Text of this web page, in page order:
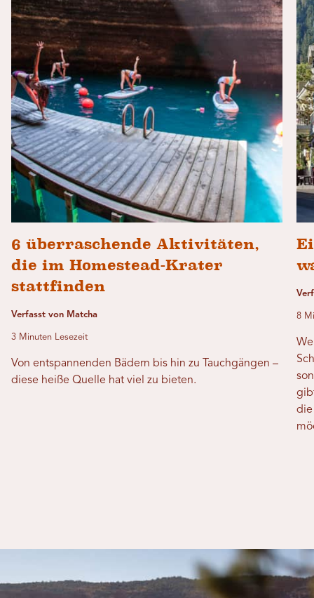
6 überraschende Aktivitäten,
die im Homestead-Krater
stattfinden
Verfasst von Matcha
3 Minuten Lesezeit
Von entspannenden Bädern bis hin zu Tauchgängen –
diese heiße Quelle hat viel zu bieten.
8
die